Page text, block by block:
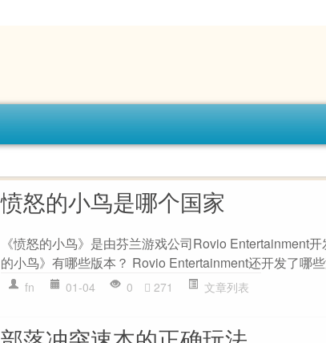
愤怒的小鸟是哪个国家
《愤怒的小鸟》是由芬兰游戏公司Rovio Entertainment
的小鸟》有哪些版本？ Rovio Entertainment还开发了哪
fn 01-04 0 271 文章列表